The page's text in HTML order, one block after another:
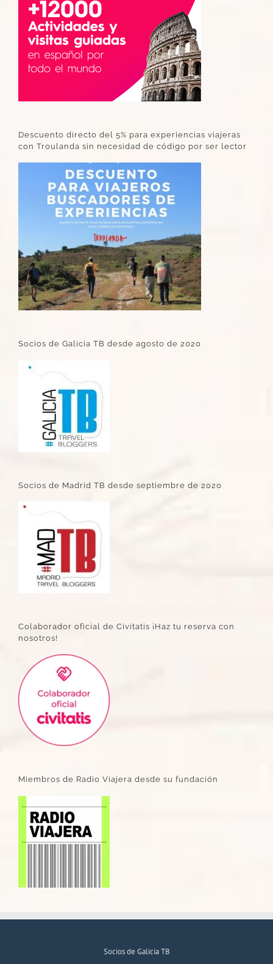
Descuento directo del 5% para experiencias viajeras
con Troulanda sin necesidad de código por ser lector
Socios de Galicia TB desde agosto de 2020
Socios de Madrid TB desde septiembre de 2020
Colaborador oficial de Civitatis ¡Haz tu reserva con
nosotros!
Miembros de Radio Viajera desde su fundación
Socios de Galicia TB